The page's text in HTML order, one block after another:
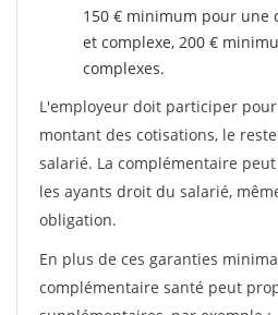
150 € minimum pour une
et complexe, 200 €
complexes.
L'employeur doit participer
montant des cotisations, le
salarié. La complémentaire
les ayants droit du salarié,
obligation.
En plus de ces garanties
complémentaire santé peut